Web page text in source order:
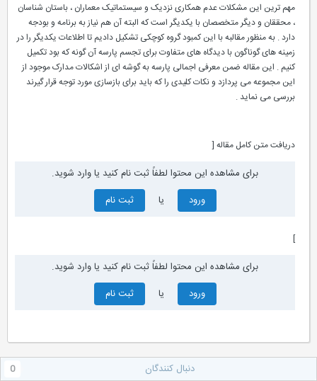
مهم ترین این مشکلات عدم همکاری نزدیک و سیستماتیک معماران ، باستان شناسان
، محققان و دیگر متخصصان با یکدیگر است که البته آن هم نیاز به برنامه و بودجه
دارد . به منظور مقالبه با این کمبود گروه کوچکی تشکیل دادیم تا اطلاعات یکدیگر را در
زمینه های گوناگون با دیدگاه های متفاوت برای تجسم پارسه آن گونه که بود تکمیل
کنیم . این مقاله ضمن معرفی اجمالی پارسه به گوشه ای از اشکالات مدارک موجود از
این مجموعه می پردازد و نکات کلیدی را که باید برای بازسازی مورد توجه قرار گیرند
بررسی می نماید .
دریافت متن کامل مقاله [
برای مشاهده این محتوا لطفاً ثبت نام کنید یا وارد شوید.
ورود
ثبت نام
برای مشاهده این محتوا لطفاً ثبت نام کنید یا وارد شوید.
ورود
ثبت نام
دنبال کنندگان